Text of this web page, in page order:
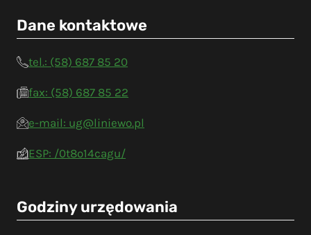
Dane kontaktowe
tel.: (58) 687 85 20
fax: (58) 687 85 22
e-mail: ug@liniewo.pl
ESP: /0t8o14cagu/
Godziny urzędowania